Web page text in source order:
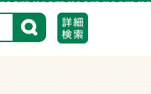
検索